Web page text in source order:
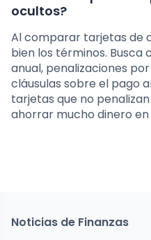
ocultos?
Al comparar tarjetas de
bien los términos.
anual, penalizaciones
cláusulas sobre el pago
tarjetas que no
ahorrar mucho dinero en
Noticias de Finanzas